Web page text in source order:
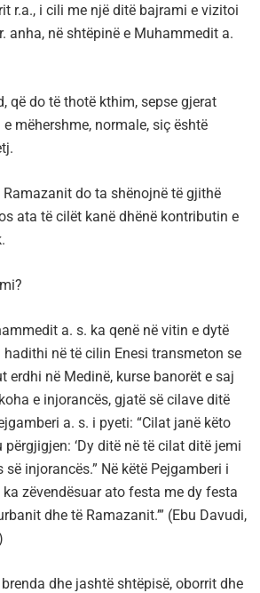
r.a., i cili me një ditë bajrami e vizitoi
anha, në shtëpinë e Muhammedit a.
që do të thotë kthim, sepse gjerat
mëhershme, normale, siç është
do ta shënojnë të gjithë
ata të cilët kanë dhënë kontributin e
a. s. ka qenë në vitin e dytë
hadithi në të cilin Enesi transmeton se
erdhi në Medinë, kurse banorët e saj
e injorancës, gjatë së cilave ditë
a. s. i pyeti: “Cilat janë këto
përgjigjen: ‘Dy ditë në të cilat ditë jemi
injorancës.” Në këtë Pejgamberi i
zëvendësuar ato festa me dy festa
dhe të Ramazanit.’” (Ebu Davudi,
dhe jashtë shtëpisë, oborrit dhe